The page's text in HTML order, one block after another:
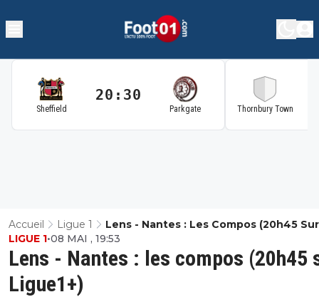
Sheffield
20:30
Parkgate Thornbury Town
Accueil Ligue 1
Lens - Nantes : Les Compos (20h45 Sur
Ligue1+)
Lens - Nantes : les compos (20h45
Ligue1+)
LIGUE 1•08 MAI , 19:53